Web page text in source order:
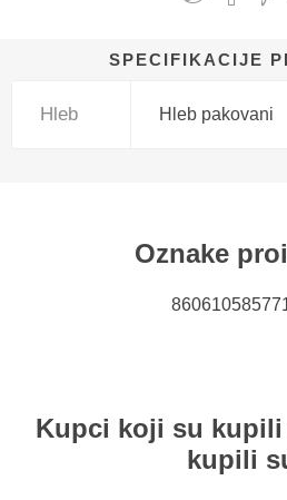
SPECIFIKACIJE
Hleb Hleb pakovani
Oznake
Kupci koji su
kupili